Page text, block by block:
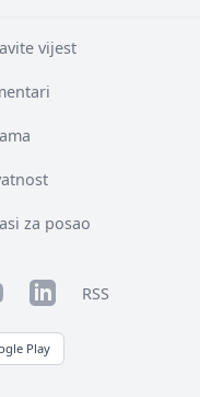
vijest
za posao
LinkedInRSS
Play